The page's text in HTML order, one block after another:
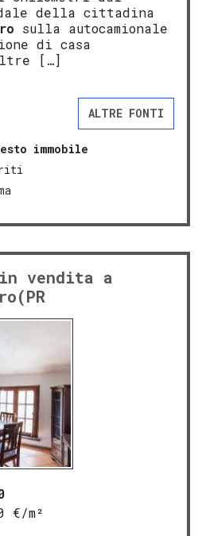
della cittadina
sulla autocamionale
di casa
[…]
ALTRE FONTI
immobile
in vendita a
€/m²